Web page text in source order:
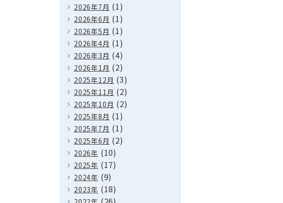
2026年7月 (1)
2026年6月 (1)
2026年5月 (1)
2026年4月 (1)
2026年3月 (4)
2026年1月 (2)
2025年12月 (3)
2025年11月 (2)
2025年10月 (2)
2025年8月 (1)
2025年7月 (1)
2025年6月 (2)
2026年 (10)
2025年 (17)
2024年 (9)
2023年 (18)